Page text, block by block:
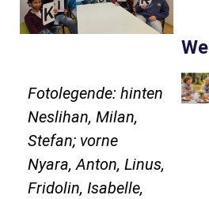
Fotolegende: hinten
Neslihan, Milan,
Stefan; vorne
Nyara, Anton, Linus,
Fridolin, Isabelle,